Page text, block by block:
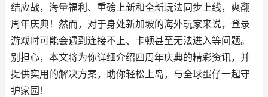
结应战，海量福利、重磅上新和全新玩法同步上线，爽翻
周年庆典！然而，对于身处新加坡的海外玩家来说，登录
游戏时可能会遇到连接不上、卡顿甚至无法进入等问题。
别担心，本文将为你详细介绍四周年庆典的精彩资讯，并
提供实用的解决方案，助你轻松上岛，与全球蛋仔一起守
护家园！